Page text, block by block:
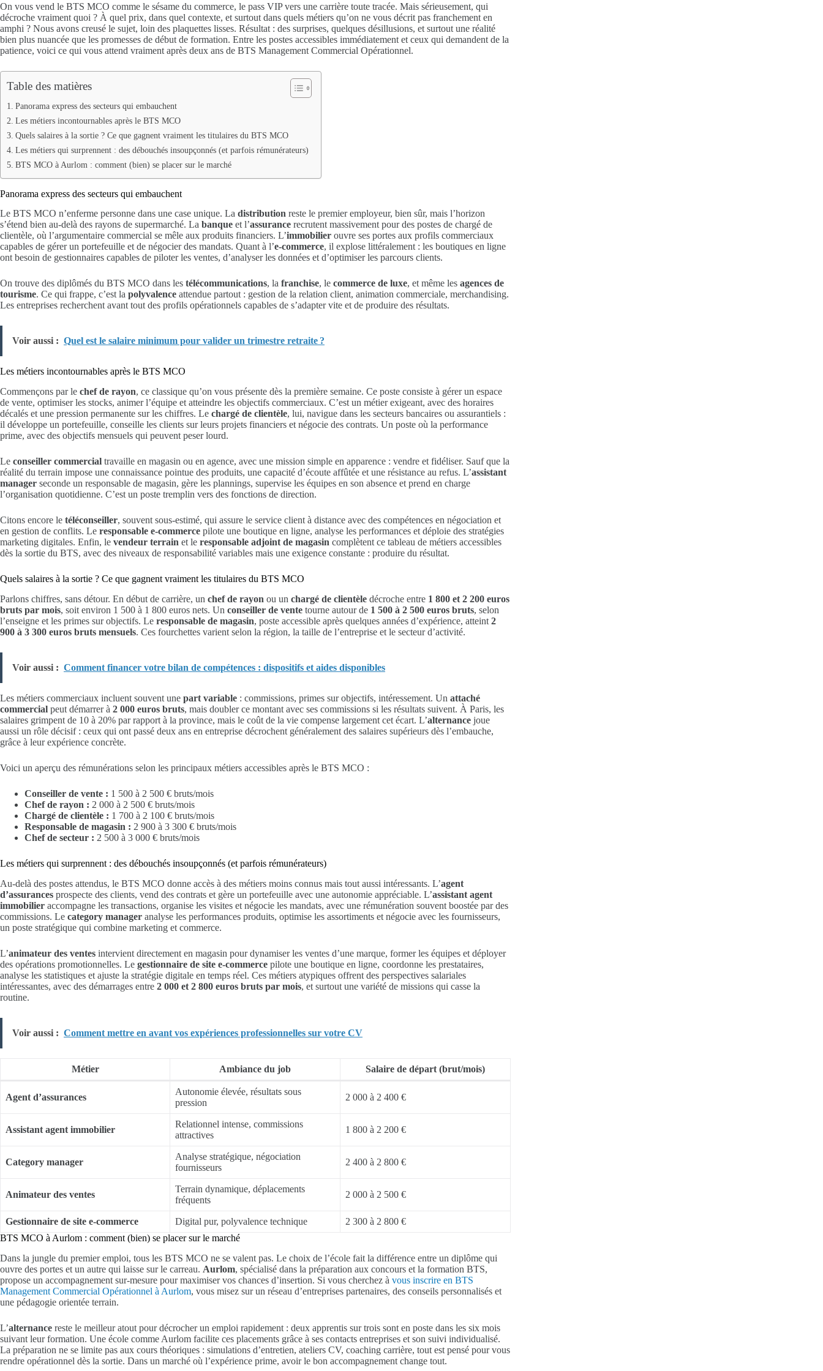
On vous vend le BTS MCO comme le sésame du commerce, le pass VIP vers une carrière toute tracée. Mais sérieusement, qui
décroche vraiment quoi ? À quel prix, dans quel contexte, et surtout dans quels métiers qu’on ne vous décrit pas franchement en
amphi ? Nous avons creusé le sujet, loin des plaquettes lisses. Résultat : des surprises, quelques désillusions, et surtout une réalité
bien plus nuancée que les promesses de début de formation. Entre les postes accessibles immédiatement et ceux qui demandent de la
patience, voici ce qui vous attend vraiment après deux ans de BTS Management Commercial Opérationnel.
Table des matières
Panorama express des secteurs qui embauchent
Les métiers incontournables après le BTS MCO
Quels salaires à la sortie ? Ce que gagnent vraiment les titulaires du BTS MCO
Les métiers qui surprennent : des débouchés insoupçonnés (et parfois rémunérateurs)
BTS MCO à Aurlom : comment (bien) se placer sur le marché
Panorama express des secteurs qui embauchent
Le BTS MCO n’enferme personne dans une case unique. La distribution reste le premier employeur, bien sûr, mais l’horizon
s’étend bien au-delà des rayons de supermarché. La banque et l’assurance recrutent massivement pour des postes de chargé de
clientèle, où l’argumentaire commercial se mêle aux produits financiers. L’immobilier ouvre ses portes aux profils commerciaux
capables de gérer un portefeuille et de négocier des mandats. Quant à l’e-commerce, il explose littéralement : les boutiques en ligne
ont besoin de gestionnaires capables de piloter les ventes, d’analyser les données et d’optimiser les parcours clients.
On trouve des diplômés du BTS MCO dans les télécommunications, la franchise, le commerce de luxe, et même les agences de
tourisme. Ce qui frappe, c’est la polyvalence attendue partout : gestion de la relation client, animation commerciale, merchandising.
Les entreprises recherchent avant tout des profils opérationnels capables de s’adapter vite et de produire des résultats.
Voir aussi : Quel est le salaire minimum pour valider un trimestre retraite ?
Les métiers incontournables après le BTS MCO
Commençons par le chef de rayon, ce classique qu’on vous présente dès la première semaine. Ce poste consiste à gérer un espace
de vente, optimiser les stocks, animer l’équipe et atteindre les objectifs commerciaux. C’est un métier exigeant, avec des horaires
décalés et une pression permanente sur les chiffres. Le chargé de clientèle, lui, navigue dans les secteurs bancaires ou assurantiels :
il développe un portefeuille, conseille les clients sur leurs projets financiers et négocie des contrats. Un poste où la performance
prime, avec des objectifs mensuels qui peuvent peser lourd.
Le conseiller commercial travaille en magasin ou en agence, avec une mission simple en apparence : vendre et fidéliser. Sauf que la
réalité du terrain impose une connaissance pointue des produits, une capacité d’écoute affûtée et une résistance au refus. L’assistant
manager seconde un responsable de magasin, gère les plannings, supervise les équipes en son absence et prend en charge
l’organisation quotidienne. C’est un poste tremplin vers des fonctions de direction.
Citons encore le téléconseiller, souvent sous-estimé, qui assure le service client à distance avec des compétences en négociation et
en gestion de conflits. Le responsable e-commerce pilote une boutique en ligne, analyse les performances et déploie des stratégies
marketing digitales. Enfin, le vendeur terrain et le responsable adjoint de magasin complètent ce tableau de métiers accessibles
dès la sortie du BTS, avec des niveaux de responsabilité variables mais une exigence constante : produire du résultat.
Quels salaires à la sortie ? Ce que gagnent vraiment les titulaires du BTS MCO
Parlons chiffres, sans détour. En début de carrière, un chef de rayon ou un chargé de clientèle décroche entre 1 800 et 2 200 euros
bruts par mois, soit environ 1 500 à 1 800 euros nets. Un conseiller de vente tourne autour de 1 500 à 2 500 euros bruts, selon
l’enseigne et les primes sur objectifs. Le responsable de magasin, poste accessible après quelques années d’expérience, atteint 2
900 à 3 300 euros bruts mensuels. Ces fourchettes varient selon la région, la taille de l’entreprise et le secteur d’activité.
Voir aussi : Comment financer votre bilan de compétences : dispositifs et aides disponibles
Les métiers commerciaux incluent souvent une part variable : commissions, primes sur objectifs, intéressement. Un attaché
commercial peut démarrer à 2 000 euros bruts, mais doubler ce montant avec ses commissions si les résultats suivent. À Paris, les
salaires grimpent de 10 à 20% par rapport à la province, mais le coût de la vie compense largement cet écart. L’alternance joue
aussi un rôle décisif : ceux qui ont passé deux ans en entreprise décrochent généralement des salaires supérieurs dès l’embauche,
grâce à leur expérience concrète.
Voici un aperçu des rémunérations selon les principaux métiers accessibles après le BTS MCO :
Conseiller de vente : 1 500 à 2 500 € bruts/mois
Chef de rayon : 2 000 à 2 500 € bruts/mois
Chargé de clientèle : 1 700 à 2 100 € bruts/mois
Responsable de magasin : 2 900 à 3 300 € bruts/mois
Chef de secteur : 2 500 à 3 000 € bruts/mois
Les métiers qui surprennent : des débouchés insoupçonnés (et parfois rémunérateurs)
Au-delà des postes attendus, le BTS MCO donne accès à des métiers moins connus mais tout aussi intéressants. L’agent
d’assurances prospecte des clients, vend des contrats et gère un portefeuille avec une autonomie appréciable. L’assistant agent
immobilier accompagne les transactions, organise les visites et négocie les mandats, avec une rémunération souvent boostée par des
commissions. Le category manager analyse les performances produits, optimise les assortiments et négocie avec les fournisseurs,
un poste stratégique qui combine marketing et commerce.
L’animateur des ventes intervient directement en magasin pour dynamiser les ventes d’une marque, former les équipes et déployer
des opérations promotionnelles. Le gestionnaire de site e-commerce pilote une boutique en ligne, coordonne les prestataires,
analyse les statistiques et ajuste la stratégie digitale en temps réel. Ces métiers atypiques offrent des perspectives salariales
intéressantes, avec des démarrages entre 2 000 et 2 800 euros bruts par mois, et surtout une variété de missions qui casse la
routine.
Voir aussi : Comment mettre en avant vos expériences professionnelles sur votre CV
Métier Ambiance du job Salaire de départ (brut/mois)
Agent d’assurances
Autonomie élevée, résultats sous
pression
2 000 à 2 400 €
Assistant agent immobilier
Relationnel intense, commissions
attractives
1 800 à 2 200 €
Category manager
Analyse stratégique, négociation
fournisseurs
2 400 à 2 800 €
Animateur des ventes
Terrain dynamique, déplacements
fréquents
2 000 à 2 500 €
Gestionnaire de site e-commerce Digital pur, polyvalence technique
2 300 à 2 800 €
BTS MCO à Aurlom : comment (bien) se placer sur le marché
Dans la jungle du premier emploi, tous les BTS MCO ne se valent pas. Le choix de l’école fait la différence entre un diplôme qui
ouvre des portes et un autre qui laisse sur le carreau. Aurlom, spécialisé dans la préparation aux concours et la formation BTS,
propose un accompagnement sur-mesure pour maximiser vos chances d’insertion. Si vous cherchez à vous inscrire en BTS
Management Commercial Opérationnel à Aurlom, vous misez sur un réseau d’entreprises partenaires, des conseils personnalisés et
une pédagogie orientée terrain.
L’alternance reste le meilleur atout pour décrocher un emploi rapidement : deux apprentis sur trois sont en poste dans les six mois
suivant leur formation. Une école comme Aurlom facilite ces placements grâce à ses contacts entreprises et son suivi individualisé.
La préparation ne se limite pas aux cours théoriques : simulations d’entretien, ateliers CV, coaching carrière, tout est pensé pour vous
rendre opérationnel dès la sortie. Dans un marché où l’expérience prime, avoir le bon accompagnement change tout.